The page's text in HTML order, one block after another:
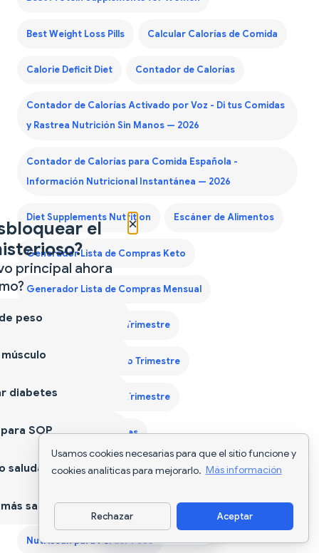
Usamos cookies necesarias para que el sitio funcione y
cookies analíticas para mejorarlo. Más información
Rechazar Aceptar
Best Weight Loss Pills Calcular Calorías de Comida
Calorie Deficit Diet Contador de Calorías
Contador de Calorías Activado por Voz - Di tus Comidas
y Rastrea Nutrición Sin Manos — 2026
Contador de Calorías para Comida Española -
Información Nutricional Instantánea — 2026
Diet Supplements Nutrition Escáner de Alimentos
Generador Lista de Compras Keto
Generador Lista de Compras Mensual
Guía Proteína Primer Trimestre
Guía Proteína Segundo Trimestre
Guía Proteína Tercer Trimestre
Nutriscan para Diabetes
Nutriscan para el Embarazo Nutriscan para el SOP
Nutriscan para Ganar Músculo
Nutriscan para Perder Peso
Descargar app
×
el
principal ahora
peso
diabetes
SOP
saludable
sano